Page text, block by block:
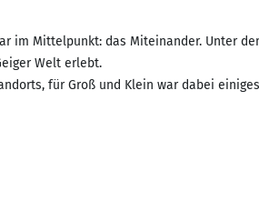
im Mittelpunkt: das Miteinander. Unter
Welt erlebt.
für Groß und Klein war dabei